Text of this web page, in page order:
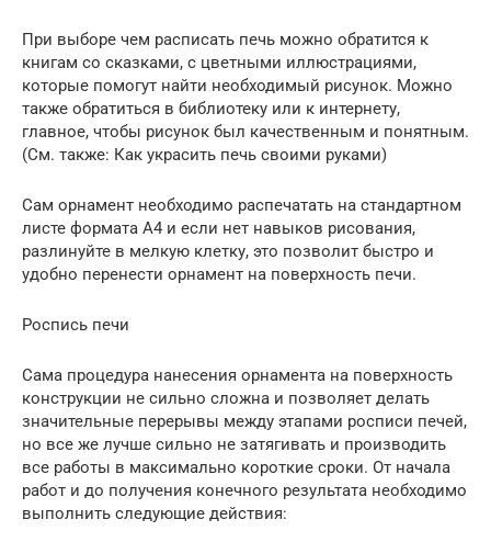
При выборе чем расписать печь можно обратится к
книгам со сказками, с цветными иллюстрациями,
которые помогут найти необходимый рисунок. Можно
также обратиться в библиотеку или к интернету,
главное, чтобы рисунок был качественным и понятным.
(См. также: Как украсить печь своими руками)
Сам орнамент необходимо распечатать на стандартном
листе формата А4 и если нет навыков рисования,
разлинуйте в мелкую клетку, это позволит быстро и
удобно перенести орнамент на поверхность печи.
Роспись печи
Сама процедура нанесения орнамента на поверхность
конструкции не сильно сложна и позволяет делать
значительные перерывы между этапами росписи печей,
но все же лучше сильно не затягивать и производить
все работы в максимально короткие сроки. От начала
работ и до получения конечного результата необходимо
выполнить следующие действия: